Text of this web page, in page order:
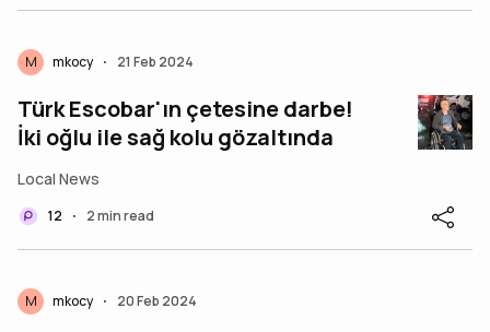
M mkocy • 21 Feb 2024
Türk Escobar'ın çetesine darbe!
İki oğlu ile sağ kolu gözaltında
Local News
12 • 2 min read
M mkocy • 20 Feb 2024